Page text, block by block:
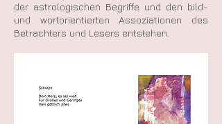
der astrologischen Begriffe und den bild-
und wortorientierten Assoziationen des
Betrachters und Lesers entstehen.